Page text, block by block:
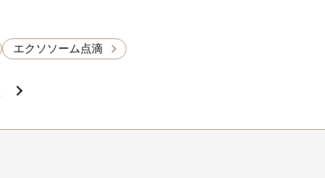
エクソソーム点滴